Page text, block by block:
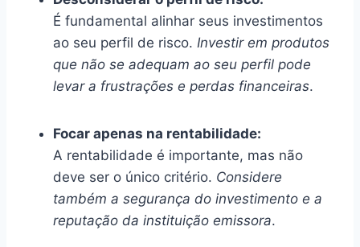
É fundamental alinhar seus investimentos
ao seu perfil de risco. Investir em produtos
que não se adequam ao seu perfil pode
levar a frustrações e perdas financeiras.
Focar apenas na rentabilidade:
A rentabilidade é importante, mas não
deve ser o único critério. Considere
também a segurança do investimento e a
reputação da instituição emissora.